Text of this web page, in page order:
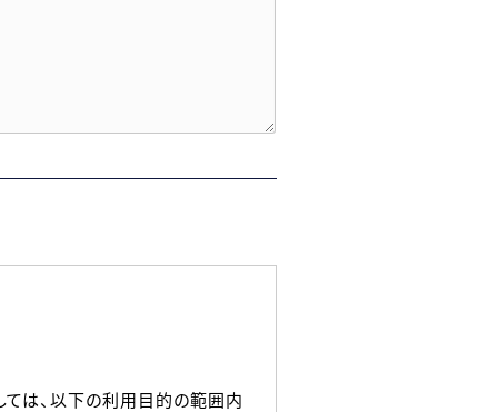
ては、以下の利用目的の範囲内